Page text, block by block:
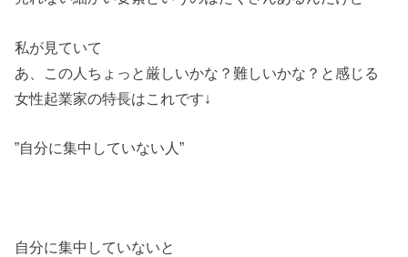
私が見ていて
あ、この人ちょっと厳しいかな？難しいかな？と感じる
女性起業家の特長はこれです↓
”自分に集中していない人”
自分に集中していないと